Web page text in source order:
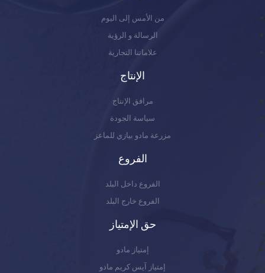
من الأمس إلى اليوم
الرسالة و الرؤية
علاماتنا التجارية
الإنتاج
مرافق الإنتاج
سياسة الجودة
مزرعة مادو بيازي للماعز
الفروع
الفروع داخل البلد
الفروع خارج البلد
حق الإمتياز
إمتياز مادو
إمتياز آيس كريم مادو